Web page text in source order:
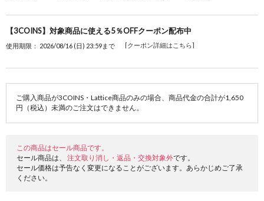
【3COINS】対象商品に使える5％OFFクーポン配布中
使用期限： 2026/08/16 (日) 23:59まで [クーポン詳細はこちら]
ご購入商品が3COINS・Lattice商品のみの場合、商品代金の合計が1,650
円（税込）未満のご注文はできません。
この商品はセール商品です。
セール商品は、 注文取り消し・返品・交換対象外です。
セール価格は予告なく変更になることがございます。あらかじめご了承
ください。